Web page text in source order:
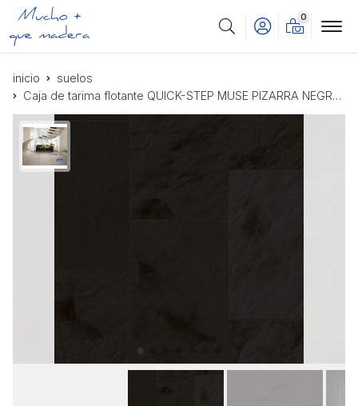
Buscar
0
inicio
suelos
Caja de tarima flotante QUICK-STEP MUSE PIZARRA NEGRA MUS5492